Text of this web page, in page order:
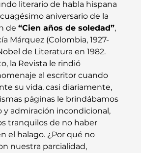
literario de habla hispana
aniversario de la
de “Cien años de soledad”,
Márquez (Colombia, 1927-
de Literatura en 1982.
la Revista le rindió
al escritor cuando
su vida, casi diariamente,
páginas le brindábamos
y admiración incondicional,
tranquilos de no haber
el halago. ¿Por qué no
nuestra parcialidad,